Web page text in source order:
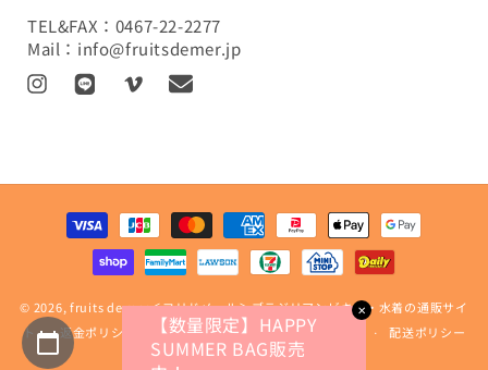
TEL&FAX： 0467-22-2277
Mail： info@fruitsdemer.jp
I
a
L
V
o
T
s
l
a
t
o
n
m
© 2026,fruits de mer＜フリドメール＞ブラジリアンビキニ・水着の通販サイ
ト
返金ポリシー プライバシーポリシー 利用規約
配送ポリシー
✕
【数量限定】HAPPY
SUMMER BAG販売